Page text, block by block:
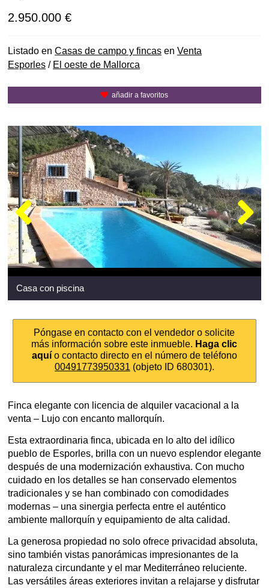
2.950.000 €
Listado en Casas de campo y fincas en Venta
Esporles / El oeste de Mallorca
añadir a favoritos
Casa con piscina
Póngase en contacto con el vendedor o solicite
más información sobre este inmueble. Haga clic
aquío contacto directo en el número de teléfono
00491773950331 (objeto ID 680301).
Finca elegante con licencia de alquiler vacacional a la
venta – Lujo con encanto mallorquín.
Esta extraordinaria finca, ubicada en lo alto del idílico
pueblo de Esporles, brilla con un nuevo esplendor elegante
después de una modernización exhaustiva. Con mucho
cuidado en los detalles se han conservado elementos
tradicionales y se han combinado con comodidades
modernas – una sinergia perfecta entre el auténtico
ambiente mallorquín y equipamiento de alta calidad.
La generosa propiedad no solo ofrece privacidad absoluta,
sino también vistas panorámicas impresionantes de la
naturaleza circundante y el mar Mediterráneo reluciente.
Las versátiles áreas exteriores invitan a relajarse y disfrutar